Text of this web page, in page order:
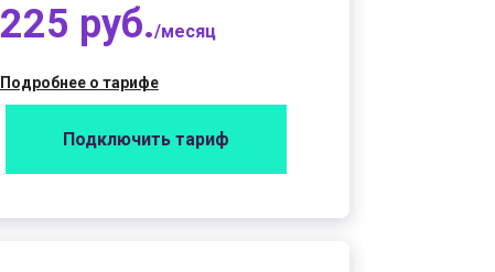
225 руб./месяц
Подробнее о тарифе
Подключить тариф